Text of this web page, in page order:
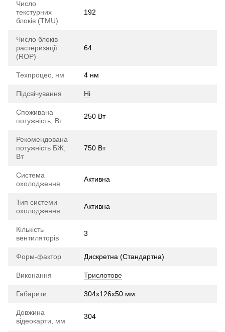
Число
текстурних
блоків (TMU)
192
Число блоків
растеризації
(ROP)
64
Техпроцес, нм 4 нм
Підсвічування Ні
Споживана
потужність, Вт
250 Вт
Рекомендована
потужність БЖ,
Вт
750 Вт
Система
охолодження
Активна
Тип системи
охолодження
Активна
Кількість
вентиляторів
3
Форм-фактор Дискретна (Стандартна)
Виконання Трислотове
Габарити 304x126x50 мм
Довжина
відеокарти, мм
304